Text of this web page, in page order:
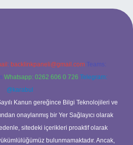
backlinkpaneli@gmail.com Teams:
Whatsapp: 0262 606 0 726 Telegram:
@karabul
Kanun gereğince Bilgi Teknolojileri ve
onaylanmış bir Yer Sağlayıcı olarak
sitedeki içerikleri proaktif olarak
bulunmamaktadır. Ancak,